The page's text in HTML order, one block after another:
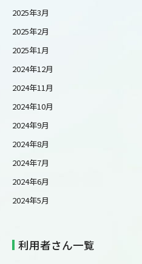
2025年3月
2025年2月
2025年1月
2024年12月
2024年11月
2024年10月
2024年9月
2024年8月
2024年7月
2024年6月
2024年5月
利用者さん一覧